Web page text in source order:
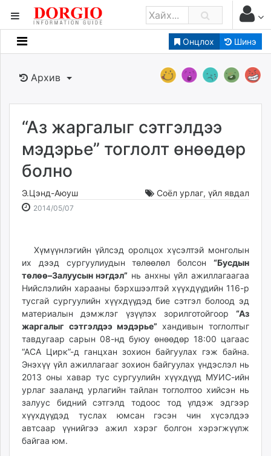
Онцлох Шинэ
Мэдээллийн
Банк санхүү
Бизнес ААН
Төрийн
dorgio.mn
Gogo.mn
caak.mn
Baabar.mn
tovch.mn
ikon.mn
mnb.mn
Livetv.mn
Eguur.mn
24tsag.mn
shuud.mn
eagle.mn
ergelt.mn
zarig.mn
today.mn
zuv.mn
mminfo.mn
Архив
“Аз жаргалыг сэтгэлдээ
мэдэрье” тоглолт өнөөдөр
болно
Э.Цэнд-Аюуш Соёл урлаг, үйл явдал
2014/05/07
15:40:45
22:49:18
Хүмүүнлэгийн үйлсэд оролцох хүсэлтэй монголын
их дээд сургуулиудын төлөөлөл болсон “Бусдын
төлөө–Залуусын нэгдэл” нь анхны үйл ажиллагаагаа
Нийслэлийн харааны бэрхшээлтэй хүүхдүүдийн 116-р
тусгай сургуулийн хүүхдүүдэд бие сэтгэл болоод эд
материалын дэмжлэг үзүүлэх зорилготойгоор “Аз
жаргалыг сэтгэлдээ мэдэрье” хандивын тоглолтыг
тавдугаар сарын 08-нд буюу өнөөдөр 18:00 цагаас
“АСА Цирк”-д ганцхан зохион байгуулах гэж байна.
Энэхүү үйл ажиллагааг зохион байгуулах үндэслэл нь
2013 оны хавар тус сургуулийн хүүхдүүд МУИС-ийн
урлаг зааланд урлагийн тайлан тоглолтоо хийсэн нь
залуус бидний сэтгэлд тодоос тод үлдэж эдгээр
хүүхдүүдэд туслах юмсан гэсэн чин хүсэлдээ
автсаар үүнийгээ ажил хэрэг болгон хэрэгжүүлж
байгаа юм.